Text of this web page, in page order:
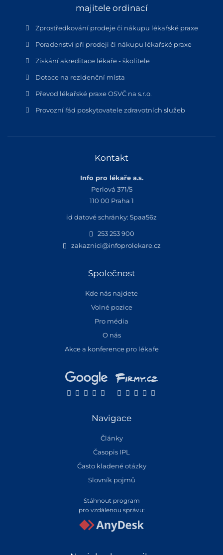
majitele ordinací
Zprostředkování prodeje či nákupu lékařské praxe
Poradenství při prodeji či nákupu lékařské praxe
Získání akreditace lékaře - školitele
Dotace na rezidenční místa
Převod lékařské praxe OSVČ na s.r.o.
Provozní řád poskytovatele zdravotních služeb
Kontakt
Info pro lékaře a.s.
Perlová 371/5
110 00 Praha 1
id datové schránky: 5paa56z
253 253 900
zakaznici@infoprolekare.cz
Společnost
Kde nás najdete
Volné pozice
Pro média
O nás
Akce a konference pro lékaře
Navigace
Články
Časopis IPL
Často kladené otázky
Slovník pojmů
Stáhnout program
pro vzdálenou správu: